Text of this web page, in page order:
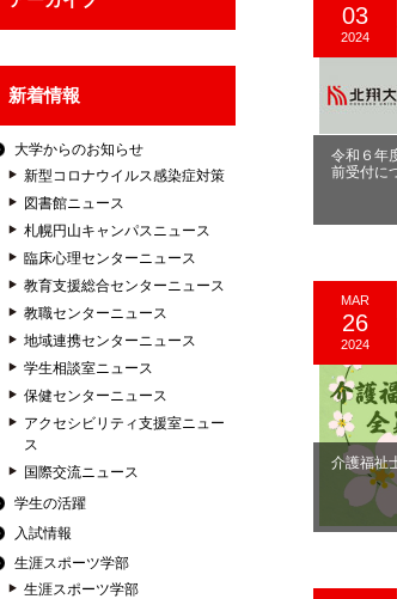
新着情報
大学からのお知らせ
新型コロナウイルス感染症対策
図書館ニュース
札幌円山キャンパスニュース
臨床心理センターニュース
教育支援総合センターニュース
教職センターニュース
地域連携センターニュース
学生相談室ニュース
保健センターニュース
アクセシビリティ支援室ニュー
ス
国際交流ニュース
学生の活躍
入試情報
生涯スポーツ学部
生涯スポーツ学部
03
2024
令和６年
前受付に
MAR
26
2024
介護福祉